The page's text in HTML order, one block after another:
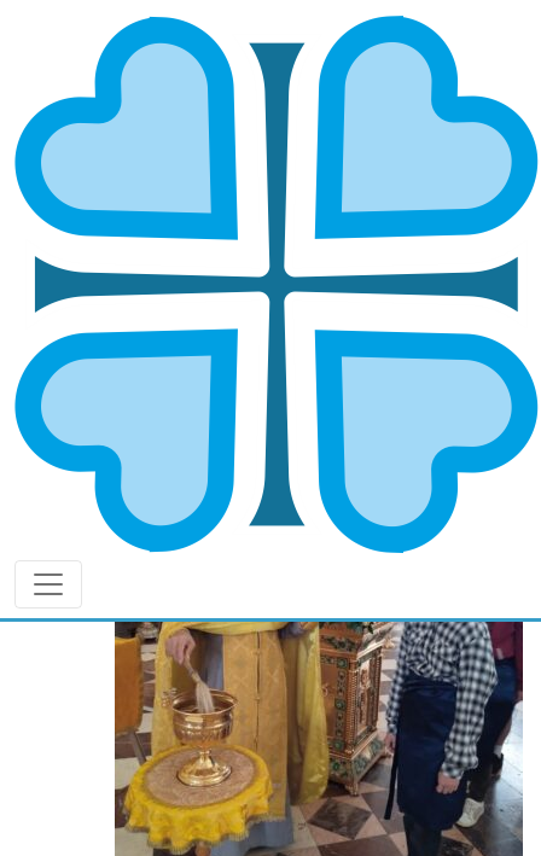
«СЕЛИГЕРСКАЯ ОБИТЕЛЬ»: 17 ЛЕТ
ДУХОВНОГО И СЕМЕЙНОГО
ЕДИНЕНИЯ
НОВОСТИ
«СЕЛИГЕРСКАЯ ОБИТЕЛЬ»: 17 ЛЕТ ДУХОВНОГО И СЕМЕЙНОГО
ЕДИНЕНИЯ